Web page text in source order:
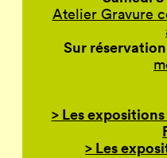
Atelier Gravure
Sur réservation
> Les
> Les